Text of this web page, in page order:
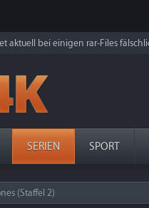
aktuell bei einigen rar-Files
SERIEN SPORT
(Staffel 2)